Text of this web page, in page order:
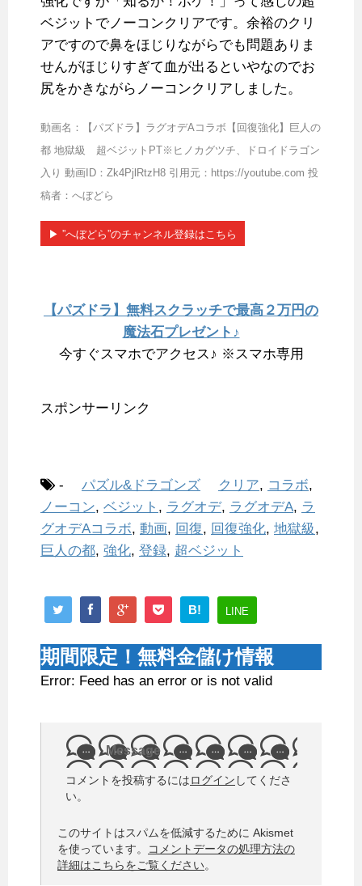
ベジットでノーコンクリアです。余裕のクリ
アですので鼻をほじりながらでも問題ありま
せんがほじりすぎて血が出るといやなのでお
尻をかきながらノーコンクリアしました。
動画名：【パズドラ】ラグオデAコラボ【回復強化】巨人の
都 地獄級 超ベジットPT※ヒノカグツチ、ドロイドラゴン
入り 動画ID：Zk4PjlRtzH8 引用元：https://youtube.com 投
稿者：へぼどら
▶︎ ”へぼどら”のチャンネル登録はこちら
【パズドラ】無料スクラッチで最高２万円の
魔法石プレゼント♪
今すぐスマホでアクセス♪ ※スマホ専用
スポンサーリンク
- パズル&ドラゴンズ クリア, コラボ,
ノーコン, ベジット , ラグオデ, ラグオデA, ラ
グオデAコラボ, 動画, 回復, 回復強化, 地獄級,
巨人の都, 強化, 登録, 超ベジット
B! LINE
期間限定！無料金儲け情報
Error: Feed has an error or is not valid
Message
コメントを投稿するにはログイン してくださ
い。
このサイトはスパムを低減するために Akismet
を使っています。
コメントデータの処理方法の
詳細はこちらをご覧ください。